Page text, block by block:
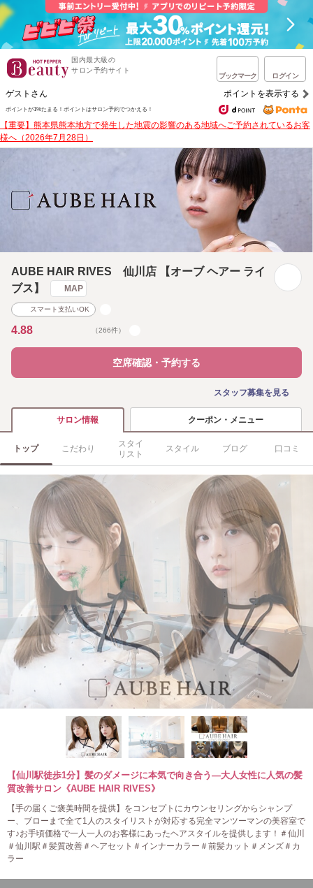
国内最大級の
サロン予約サイト
ブックマーク ログイン
ゲストさん ポイントを表示する
ポイントが1%たまる！ ポイントはサロン予約でつかえる！
【重要】熊本県熊本地方で発生した地震の影響のある地域へご予約されているお客
様へ（2026年7月28日）
AUBE HAIR RIVES 仙川店 【オーブ ヘアー ライ
ブス】
MAP
スマート支払いOK
4.88 （266件）
空席確認・予約する
スタッフ募集を見る
サロン情報 クーポン・メニュー
トップ こだわり
スタイ
リスト
スタイル ブログ 口コミ
【仙川駅徒歩1分】髪のダメージに本気で向き合う―大人女性に人気の髪
質改善サロン《AUBE HAIR RIVES》
【手の届くご褒美時間を提供】をコンセプトにカウンセリングからシャンプ
ー、ブローまで全て1人のスタイリストが対応する完全マンツーマンの美容室で
す♪お手頃価格で一人一人のお客様にあったヘアスタイルを提供します！＃仙川
＃仙川駅＃髪質改善＃ヘアセット＃インナーカラー＃前髪カット＃メンズ＃カ
ラー